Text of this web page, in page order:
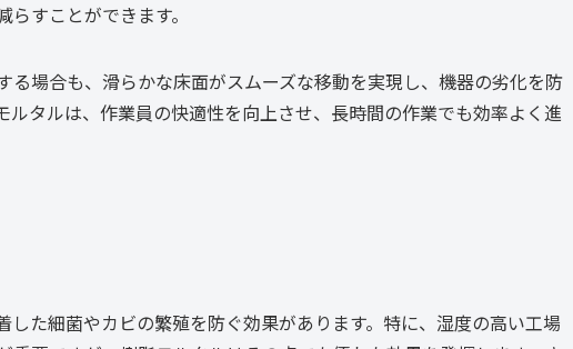
すことができます。
る場合も、滑らかな床面がスムーズな移動を実現し、機器の劣化を防
ルタルは、作業員の快適性を向上させ、長時間の作業でも効率よく進
た細菌やカビの繁殖を防ぐ効果があります。特に、湿度の高い工場